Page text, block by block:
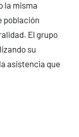
la misma
población
El grupo
su
asistencia que